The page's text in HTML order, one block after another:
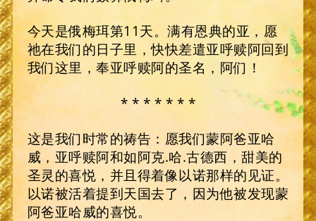
今天是俄梅珥第11天。满有恩典的亚，愿
祂在我们的日子里，快快差遣亚呼赎阿回到
我们这里，奉亚呼赎阿的圣名，阿们！
* * * * * * *
这是我们时常的祷告：愿我们蒙阿爸亚哈
威，亚呼赎阿和如阿克.哈.古德西，甜美的
圣灵的喜悦，并且得着像以诺那样的见证。
以诺被活着提到天国去了，因为他被发现蒙
阿爸亚哈威的喜悦。